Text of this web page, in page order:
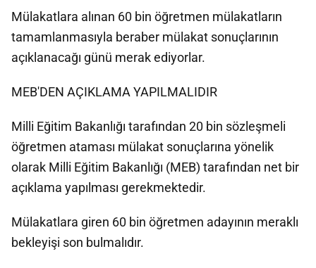
Mülakatlara alınan 60 bin öğretmen mülakatların
tamamlanmasıyla beraber mülakat sonuçlarının
açıklanacağı günü merak ediyorlar.
MEB'DEN AÇIKLAMA YAPILMALIDIR
Milli Eğitim Bakanlığı tarafından 20 bin sözleşmeli
öğretmen ataması mülakat sonuçlarına yönelik
olarak Milli Eğitim Bakanlığı (MEB) tarafından net bir
açıklama yapılması gerekmektedir.
Mülakatlara giren 60 bin öğretmen adayının meraklı
bekleyişi son bulmalıdır.